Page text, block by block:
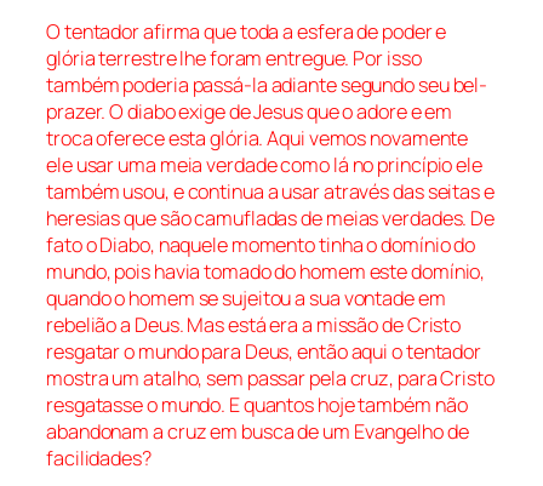
O tentador afirma que toda a esfera de poder e
glória terrestre lhe foram entregue. Por isso
também poderia passá-la adiante segundo seu bel-
prazer. O diabo exige de Jesus que o adore e em
troca oferece esta glória. Aqui vemos novamente
ele usar uma meia verdade como lá no princípio ele
também usou, e continua a usar através das seitas e
heresias que são camufladas de meias verdades. De
fato o Diabo, naquele momento tinha o domínio do
mundo, pois havia tomado do homem este domínio,
quando o homem se sujeitou a sua vontade em
rebelião a Deus. Mas está era a missão de Cristo
resgatar o mundo para Deus, então aqui o tentador
mostra um atalho, sem passar pela cruz, para Cristo
resgatasse o mundo. E quantos hoje também não
abandonam a cruz em busca de um Evangelho de
facilidades?